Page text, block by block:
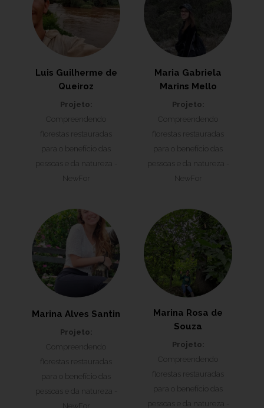
Luis Guilherme de
Queiroz
Projeto:
Compreendendo
florestas restauradas
para o benefício das
pessoas e da natureza -
NewFor
Maria Gabriela
Marins Mello
Projeto:
Compreendendo
florestas restauradas
para o benefício das
pessoas e da natureza -
NewFor
Marina Alves Santin
Projeto:
Compreendendo
florestas restauradas
para o benefício das
pessoas e da natureza -
NewFor
Marina Rosa de
Souza
Projeto:
Compreendendo
florestas restauradas
para o benefício das
pessoas e da natureza -